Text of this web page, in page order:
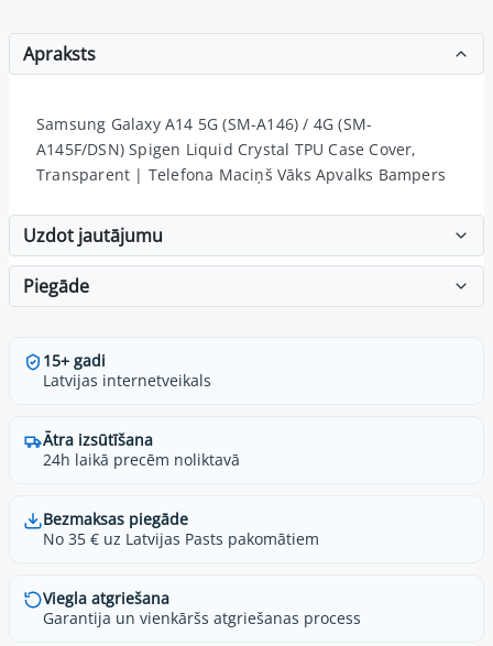
Apraksts
Samsung Galaxy A14 5G (SM-A146) / 4G (SM-
A145F/DSN) Spigen Liquid Crystal TPU Case Cover,
Transparent | Telefona Maciņš Vāks Apvalks Bampers
Uzdot jautājumu
Piegāde
15+ gadi
Latvijas internetveikals
Ātra izsūtīšana
24h laikā precēm noliktavā
Bezmaksas piegāde
No 35 € uz Latvijas Pasts pakomātiem
Viegla atgriešana
Garantija un vienkāršs atgriešanas process